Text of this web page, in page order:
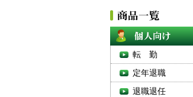
転 勤
定年退職
退職退任